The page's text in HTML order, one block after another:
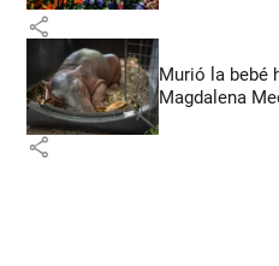
share
Murió la bebé
Magdalena
share